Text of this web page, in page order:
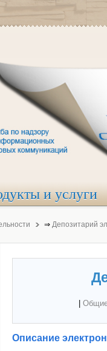
и услуги
⇒ Депозитарий
Описание